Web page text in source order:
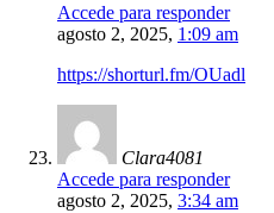
Accede para responder
agosto 2, 2025, 1:09 am
https://shorturl.fm/OUadl
Clara4081
Accede para responder
agosto 2, 2025, 3:34 am